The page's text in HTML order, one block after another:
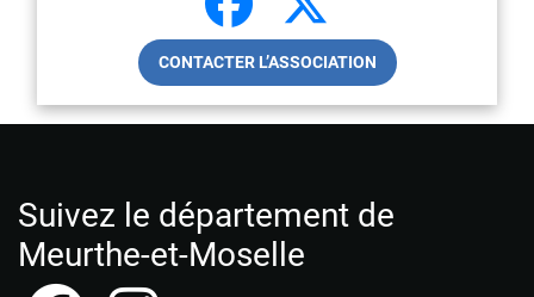
CONTACTER L’ASSOCIATION
Suivez le département de
Meurthe-et-Moselle